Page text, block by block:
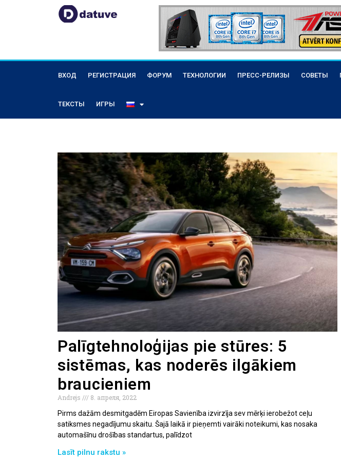
ВХОД РЕГИСТРАЦИЯ ФОРУМ ТЕХНОЛОГИИ ПРЕСС-РЕЛИЗЫ СОВЕТЫ
ТЕКСТЫ ИГРЫ
Palīgtehnoloģijas pie stūres: 5
sistēmas, kas noderēs ilgākiem
braucieniem
Andrejs
8. апреля, 2022
Pirms dažām desmitgadēm Eiropas Savienība izvirzīja sev mērķi ierobežot ceļu
satiksmes negadījumu skaitu. Šajā laikā ir pieņemti vairāki noteikumi, kas nosaka
automašīnu drošības standartus, palīdzot
Lasīt pilnu rakstu »